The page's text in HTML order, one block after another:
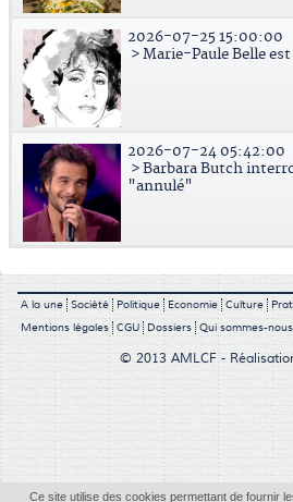
2026-07-25 15:00:00
> Marie-Paule Belle est
2026-07-24 05:42:00
> Barbara Butch
"annulé"
A la une Société Politique Economie Culture
Mentions légales CGU Dossiers Qui sommes-nous
© 2013 AMLCF -
Ce site utilise des cookies permettant de fournir